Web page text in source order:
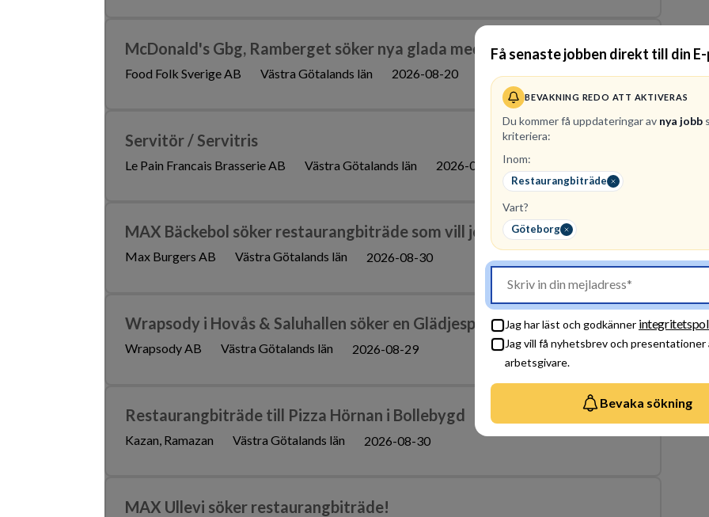
Få senaste jobben direkt till din
BEVAKNING REDO ATT AKTIVERAS
Du kommer få uppdateringar av nya jobb
kriteriera:
Inom:
Restaurangbiträde
Vart?
Göteborg
Jag har läst och godkänner
Jag vill få nyhetsbrev och presentationer
arbetsgivare.
Bevaka sökning
McDonald's Gbg, Ramberget söker nya glada medarbetare
Food Folk Sverige AB Västra Götalands län 2026-08-20
Servitör / Servitris
Le Pain Francais Brasserie AB Västra Götalands län 2026-08-25
MAX Bäckebol söker restaurangbiträde som vill jobba mycket
Max Burgers AB Västra Götalands län 2026-08-30
Wrapsody i Hovås & Saluhallen söker en Glädjespridare
Wrapsody AB Västra Götalands län 2026-08-29
Restaurangbiträde till Pizza Hörnan i Bollebygd
Kazan, Ramazan Västra Götalands län 2026-08-30
MAX Ullevi söker restaurangbiträde!